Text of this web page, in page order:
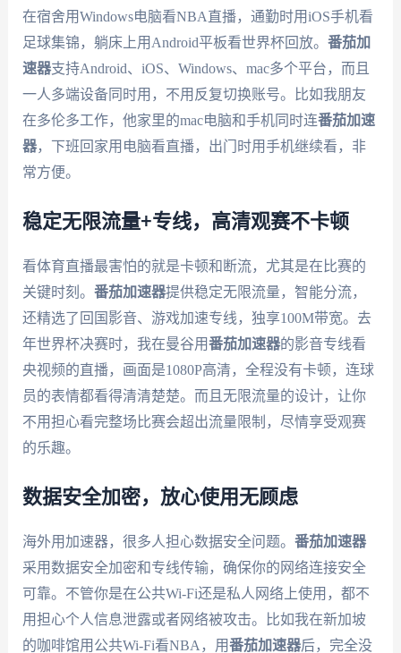
在宿舍用Windows电脑看NBA直播，通勤时用iOS手机看
足球集锦，躺床上用Android平板看世界杯回放。 番茄加
速器支持Android、iOS、Windows、mac多个平台，而且
一人多端设备同时用，不用反复切换账号。比如我朋友
在多伦多工作，他家里的mac电脑和手机同时连番茄加速
器，下班回家用电脑看直播，出门时用手机继续看，非
常方便。
稳定无限流量+专线，高清观赛不卡顿
看体育直播最害怕的就是卡顿和断流，尤其是在比赛的
关键时刻。 番茄加速器提供稳定无限流量，智能分流，
还精选了回国影音、游戏加速专线，独享100M带宽。去
年世界杯决赛时，我在曼谷用番茄加速器的影音专线看
央视频的直播，画面是1080P高清，全程没有卡顿，连球
员的表情都看得清清楚楚。而且无限流量的设计，让你
不用担心看完整场比赛会超出流量限制，尽情享受观赛
的乐趣。
数据安全加密，放心使用无顾虑
海外用加速器，很多人担心数据安全问题。 番茄加速器
采用数据安全加密和专线传输，确保你的网络连接安全
可靠。不管你是在公共Wi-Fi还是私人网络上使用，都不
用担心个人信息泄露或者网络被攻击。比如我在新加坡
的咖啡馆用公共Wi-Fi看NBA，用番茄加速器后，完全没